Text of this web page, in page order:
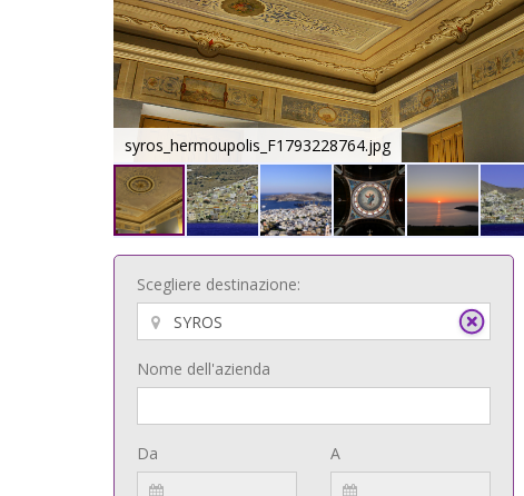
syros_hermoupolis_F1793228764.jpg
Scegliere destinazione:
Nome dell'azienda
Da A